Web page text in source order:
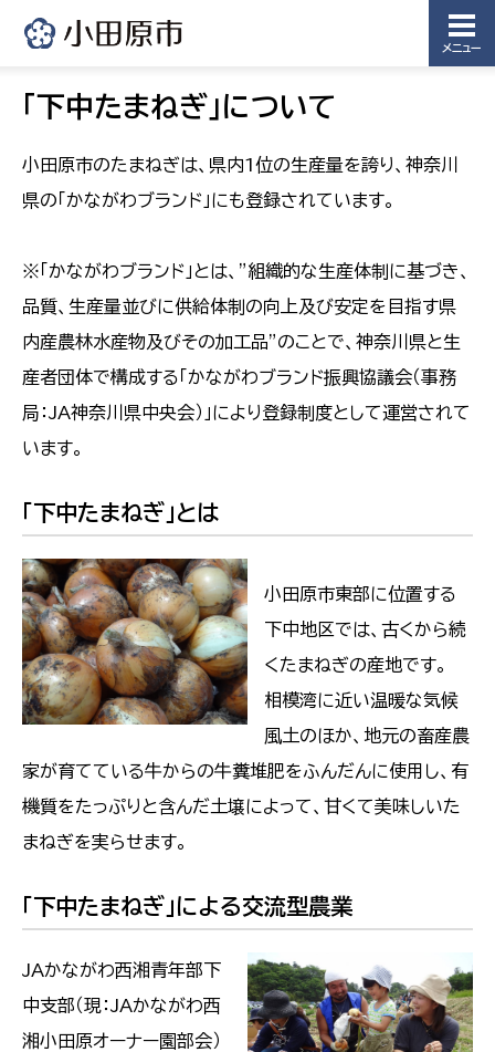
メニュー
「下中たまねぎ」について
小田原市のたまねぎは、県内1位の生産量を誇り、神奈川
県の「かながわブランド」にも登録されています。
※「かながわブランド」とは、”組織的な生産体制に基づき、
品質、生産量並びに供給体制の向上及び安定を目指す県
内産農林水産物及びその加工品”のことで、神奈川県と生
産者団体で構成する「かながわブランド振興協議会（事務
局：JA神奈川県中央会）」により登録制度として運営されて
います。
「下中たまねぎ」とは
小田原市東部に位置する
下中地区では、古くから続
くたまねぎの産地です。
相模湾に近い温暖な気候
風土のほか、地元の畜産農
家が育てている牛からの牛糞堆肥をふんだんに使用し、有
機質をたっぷりと含んだ土壌によって、甘くて美味しいた
まねぎを実らせます。
「下中たまねぎ」による交流型農業
JAかながわ西湘青年部下
中支部（現：JAかながわ西
湘小田原オーナー園部会）